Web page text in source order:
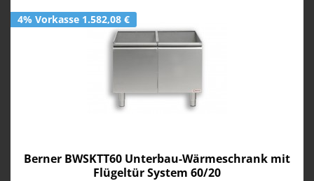
4% Vorkasse 1.582,08 €
Berner BWSKTT60 Unterbau-Wärmeschrank mit
Flügeltür System 60/20